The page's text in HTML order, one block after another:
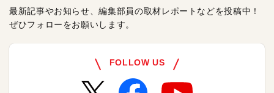
最新記事やお知らせ、編集部員の取材レポートなどを投稿中！
ぜひフォローをお願いします。
FOLLOW US